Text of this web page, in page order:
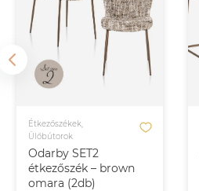
Odarby SET2
étkezőszék – brown
omara (2db)
Étkezőszékek,
Ülőbútorok